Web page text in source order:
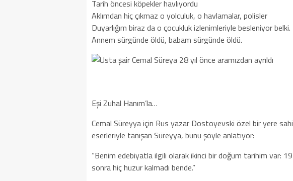
Tarih öncesi köpekler havlıyordu
Aklımdan hiç çıkmaz o yolculuk, o havlamalar, polisler
Duyarlığım biraz da o çocukluk izlenimleriyle besleniyor belki.
Annem sürgünde öldü, babam sürgünde öldü.
Eşi Zuhal Hanım’la…
Cemal Süreyya için Rus yazar Dostoyevski özel bir yere
eserleriyle tanışan Süreyya, bunu şöyle anlatıyor:
“Benim edebiyatla ilgili olarak ikinci bir doğum tarihim var:
sonra hiç huzur kalmadı bende.”